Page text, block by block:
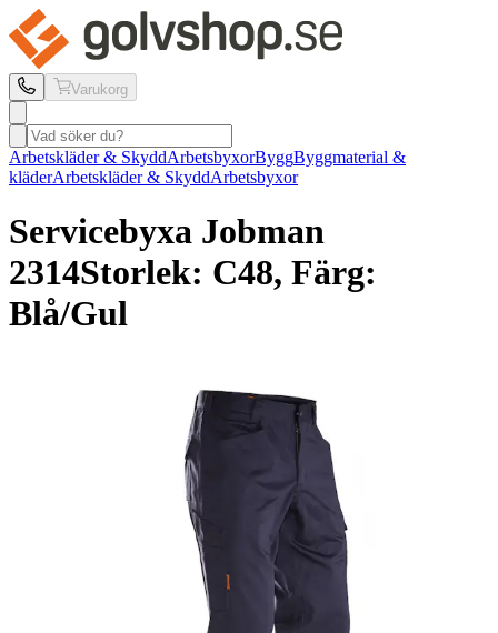
Varukorg
Arbetskläder & SkyddArbetsbyxorByggByggmaterial &
kläderArbetskläder & SkyddArbetsbyxor
Servicebyxa Jobman
2314Storlek: C48, Färg:
Blå/Gul